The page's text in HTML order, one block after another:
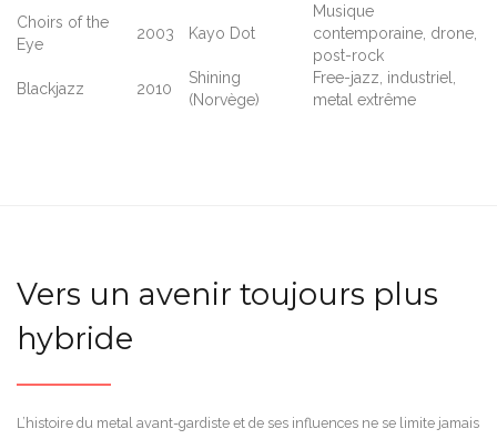
Choirs of the
Eye
2003 Kayo Dot
Musique
contemporaine, drone,
post-rock
Blackjazz
2010
Shining
(Norvège)
Free-jazz, industriel,
metal extrême
Vers un avenir toujours plus
hybride
L’histoire du metal avant-gardiste et de ses influences ne se limite jamais